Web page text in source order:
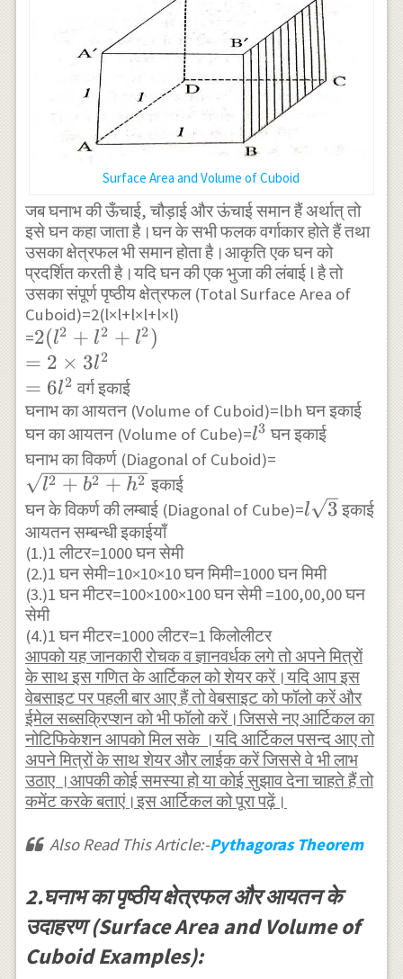
Surface Area and Volume of Cuboid
जब घनाभ की ऊँचाई, चौड़ाई और ऊंचाई समान हैं अर्थात् तो
इसे घन कहा जाता है।घन के सभी फलक वर्गाकार होते हैं तथा
उसका क्षेत्रफल भी समान होता है।आकृति एक घन को
प्रदर्शित करती है।यदि घन की एक भुजा की लंबाई l है तो
उसका संपूर्ण पृष्ठीय क्षेत्रफल (Total Surface Area of
Cuboid)=2(l×l+l×l+l×l)
=2(l^{2}+l^{2}+l^{2})
\\=2 \times 3 l^{2}
\\=6 l^{2}
2(l2 + l2 + l2 )
= 2 × 3l2
= 6l2 वर्ग इकाई
घनाभ का आयतन (Volume of Cuboid)=lbh घन इकाई
घन का आयतन (Volume of Cube)=l^{3}
l3 घन इकाई
घनाभ का विकर्ण (Diagonal of Cuboid)=
l2 + b2 + h2 इकाई
घन के विकर्ण की लम्बाई (Diagonal of Cube)=l
l 3 इकाई
आयतन सम्बन्धी इकाईयाँ
(1.)1 लीटर=1000 घन सेमी
(2.)1 घन सेमी=10×10×10 घन मिमी=1000 घन मिमी
(3.)1 घन मीटर=100×100×100 घन सेमी =100,00,00 घन
सेमी
(4.)1 घन मीटर=1000 लीटर=1 किलोलीटर
आपको यह जानकारी रोचक व ज्ञानवर्धक लगे तो अपने मित्रों
के साथ इस गणित के आर्टिकल को शेयर करें।यदि आप इस
वेबसाइट पर पहली बार आए हैं तो वेबसाइट को फॉलो करें और
ईमेल सब्सक्रिप्शन को भी फॉलो करें।जिससे नए आर्टिकल का
नोटिफिकेशन आपको मिल सके ।यदि आर्टिकल पसन्द आए तो
अपने मित्रों के साथ शेयर और लाईक करें जिससे वे भी लाभ
उठाए ।आपकी कोई समस्या हो या कोई सुझाव देना चाहते हैं तो
कमेंट करके बताएं।इस आर्टिकल कोपूरा पढ़ें।
Also Read This Article:-Pythagoras Theorem
2.घनाभ का पृष्ठीय क्षेत्रफल और आयतन के
उदाहरण (Surface Area and Volume of
Cuboid Examples):